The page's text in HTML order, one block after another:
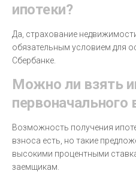
ипотеки?
Да, страхование
обязательным условием для
Сбербанке.
Можно ли взять
первоначального
Возможность получения
взноса есть, но такие
высокими процентными
заемщикам.